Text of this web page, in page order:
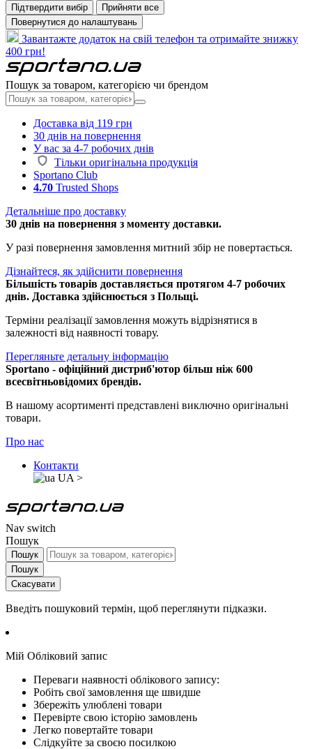
Підтвердити вибір
Прийняти все
Повернутися до налаштувань
Завантажте додаток на свій телефон та отримайте знижку
400 грн!
Пошук за товаром, категорією чи брендом
Доставка від 119 грн
30 днів на повернення
У вас за 4-7 робочих днів
Тільки оригінальна продукція
Sportano Club
4.70 Trusted Shops
Детальніше про доставку
30 днів на повернення з моменту доставки.
У разі повернення замовлення митний збір не повертається.
Дізнайтеся, як здійснити повернення
Більшість товарів доставляється протягом 4-7 робочих
днів. Доставка здійснюється з Польщі.
Терміни реалізації замовлення можуть відрізнятися в
залежності від наявності товару.
Перегляньте детальну інформацію
Sportano - офіційний дистриб'ютор більш ніж 600
всесвітньовідомих брендів.
В нашому асортименті представлені виключно оригінальні
товари.
Про нас
Контакти
UA >
Nav switch
Пошук
Пошук
Пошук
Скасувати
Введіть пошуковий термін, щоб переглянути підказки.
Мій Обліковий запис
Переваги наявності облікового запису:
Робіть свої замовлення ще швидше
Збережіть улюблені товари
Перевірте свою історію замовлень
Легко повертайте товари
Слідкуйте за своєю посилкою